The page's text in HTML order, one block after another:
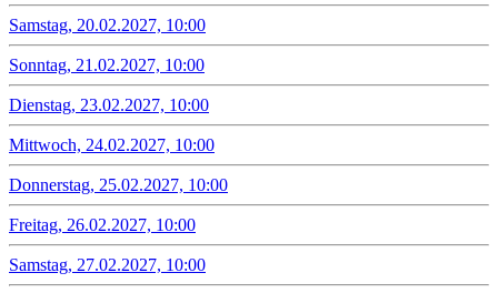
Samstag, 20.02.2027, 10:00
Sonntag, 21.02.2027, 10:00
Dienstag, 23.02.2027, 10:00
Mittwoch, 24.02.2027, 10:00
Donnerstag, 25.02.2027, 10:00
Freitag, 26.02.2027, 10:00
Samstag, 27.02.2027, 10:00